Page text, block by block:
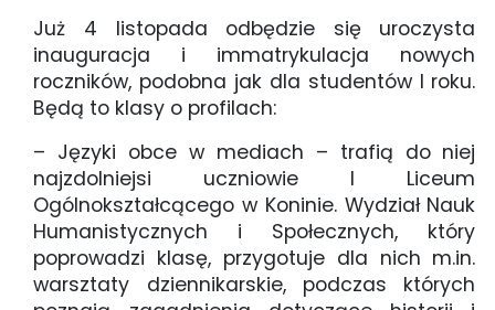
Już 4 listopada odbędzie się uroczysta
inauguracja i immatrykulacja nowych
roczników, podobna jak dla studentów I roku.
Będą to klasy o profilach:
– Języki obce w mediach – trafią do niej
najzdolniejsi uczniowie I Liceum
Ogólnokształcącego w Koninie. Wydział Nauk
Humanistycznych i Społecznych, który
poprowadzi klasę, przygotuje dla nich m.in.
warsztaty dziennikarskie, podczas których